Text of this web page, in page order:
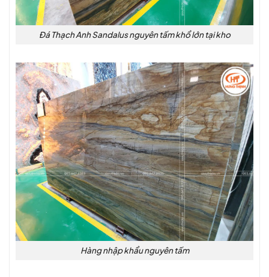
Đá Thạch Anh Sandalus nguyên tấm khổ lớn tại kho
Hàng nhập khẩu nguyên tấm